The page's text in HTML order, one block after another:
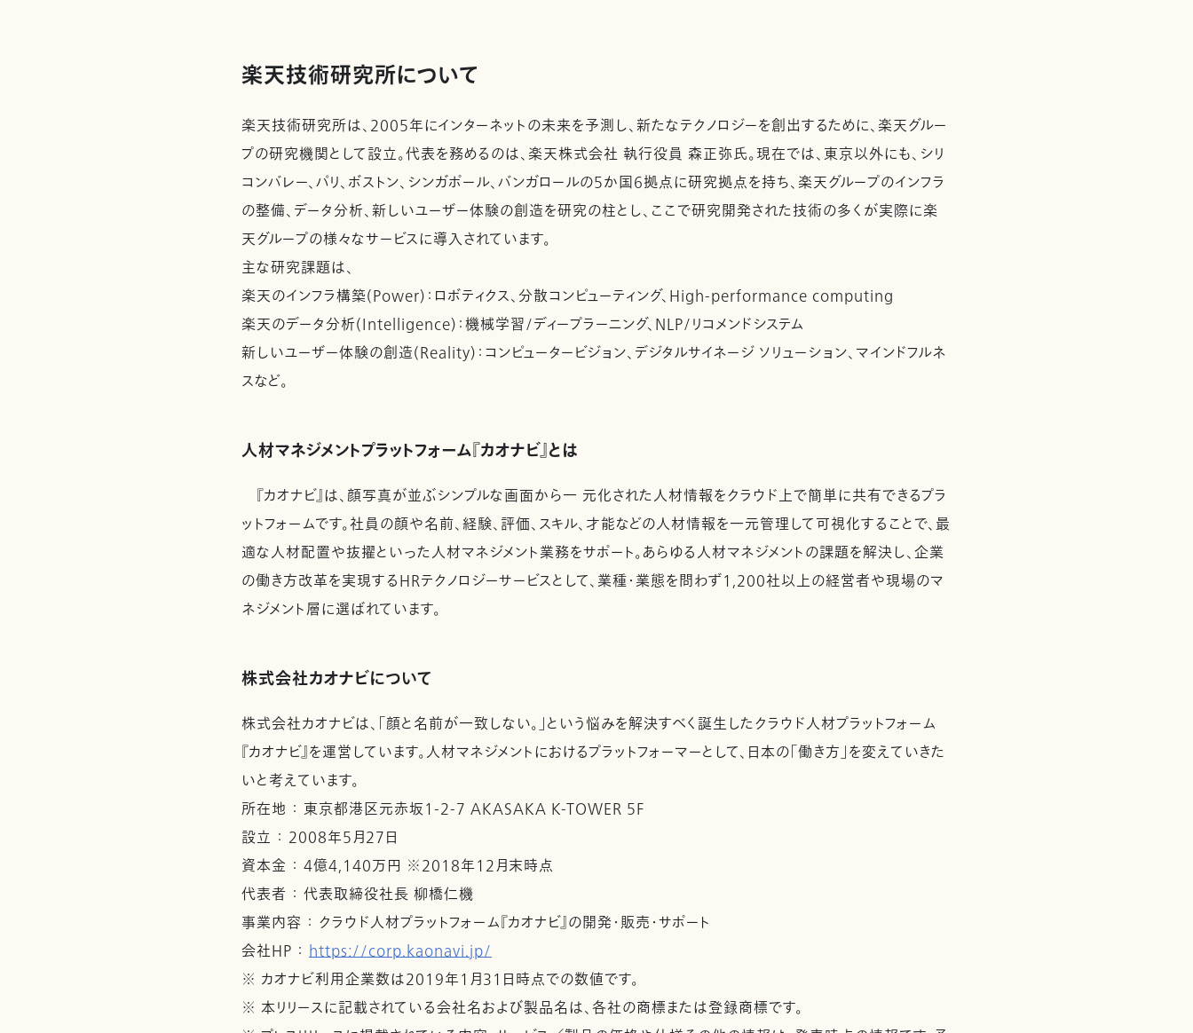
楽天技術研究所について
楽天技術研究所は、2005年にインターネットの未来を予測し、新たなテクノロジーを創出するために、楽天グルー
プの研究機関として設立。代表を務めるのは、楽天株式会社 執行役員 森正弥氏。現在では、東京以外にも、シリ
コンバレー、パリ、ボストン、シンガポール、バンガロールの5か国6拠点に研究拠点を持ち、楽天グループのインフラ
の整備、データ分析、新しいユーザー体験の創造を研究の柱とし、ここで研究開発された技術の多くが実際に楽
天グループの様々なサービスに導入されています。
主な研究課題は、
楽天のインフラ構築(Power)：ロボティクス、分散コンピューティング、High-performance computing
楽天のデータ分析(Intelligence)：機械学習/ディープラーニング、NLP/リコメンドシステム
新しいユーザー体験の創造(Reality)：コンピュータービジョン、デジタルサイネージ ソリューション、マインドフルネ
スなど。
人材マネジメントプラットフォーム『カオナビ』とは
『カオナビ』は、顔写真が並ぶシンプルな画面から一 元化された人材情報をクラウド上で簡単に共有できるプラ
ットフォームです。社員の顔や名前、経験、評価、スキル、才能などの人材情報を一元管理して可視化することで、最
適な人材配置や抜擢といった人材マネジメント業務をサポート。あらゆる人材マネジメントの課題を解決し、企業
の働き方改革を実現するHRテクノロジーサービスとして、業種・業態を問わず1,200社以上の経営者や現場のマ
ネジメント層に選ばれています。
株式会社カオナビについて
株式会社カオナビは、「顔と名前が一致しない。」という悩みを解決すべく誕生したクラウド人材プラットフォーム
『カオナビ』を運営しています。人材マネジメントにおけるプラットフォーマーとして、日本の「働き方」を変えていきた
いと考えています。
所在地 ： 東京都港区元赤坂1-2-7 AKASAKA K-TOWER 5F
設立 ： 2008年5月27日
資本金 ： 4億4,140万円 ※2018年12月末時点
代表者 ： 代表取締役社長 柳橋仁機
事業内容 ： クラウド人材プラットフォーム『カオナビ』の開発・販売・サポート
会社HP ： https://corp.kaonavi.jp/
※ カオナビ利用企業数は2019年1月31日時点での数値です。
※ 本リリースに記載されている会社名および製品名は、各社の商標または登録商標です。